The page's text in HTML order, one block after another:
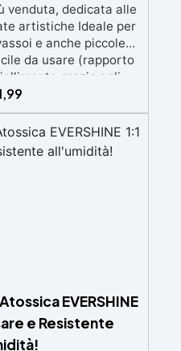
venduta, dedicata alle
artistiche Ideale per
e anche piccole
da usare (rapporto
grazie agli
densa : non cola via,
e puliti. Indurisce
superficie lucida e
EVERSHINE
e Resistente